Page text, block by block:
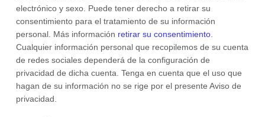
electrónico y sexo. Puede tener derecho a retirar su
consentimiento para el tratamiento de su información
personal. Más información retirar su consentimiento.
Cualquier información personal que recopilemos de su cuenta
de redes sociales dependerá de la configuración de
privacidad de dicha cuenta. Tenga en cuenta que el uso que
hagan de su información no se rige por el presente Aviso de
privacidad.